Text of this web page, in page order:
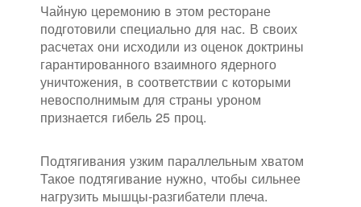
Чайную церемонию в этом ресторане
подготовили специально для нас. В своих
расчетах они исходили из оценок доктрины
гарантированного взаимного ядерного
уничтожения, в соответствии с которыми
невосполнимым для страны уроном
признается гибель 25 проц.
Подтягивания узким параллельным хватом
Такое подтягивание нужно, чтобы сильнее
нагрузить мышцы-разгибатели плеча.